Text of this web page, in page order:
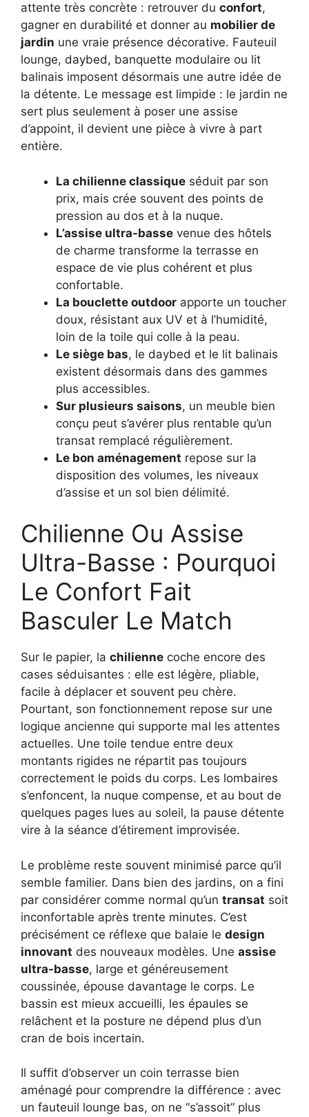
attente très concrète : retrouver du confort,
gagner en durabilité et donner au mobilier de
jardin une vraie présence décorative. Fauteuil
lounge, daybed, banquette modulaire ou lit
balinais imposent désormais une autre idée de
la détente. Le message est limpide : le jardin ne
sert plus seulement à poser une assise
d’appoint, il devient une pièce à vivre à part
entière.
La chilienne classique séduit par son
prix, mais crée souvent des points de
pression au dos et à la nuque.
L’assise ultra-basse venue des hôtels
de charme transforme la terrasse en
espace de vie plus cohérent et plus
confortable.
La bouclette outdoor apporte un toucher
doux, résistant aux UV et à l’humidité,
loin de la toile qui colle à la peau.
Le siège bas, le daybed et le lit balinais
existent désormais dans des gammes
plus accessibles.
Sur plusieurs saisons, un meuble bien
conçu peut s’avérer plus rentable qu’un
transat remplacé régulièrement.
Le bon aménagement repose sur la
disposition des volumes, les niveaux
d’assise et un sol bien délimité.
Chilienne Ou Assise
Ultra-Basse : Pourquoi
Le Confort Fait
Basculer Le Match
Sur le papier, la chilienne coche encore des
cases séduisantes : elle est légère, pliable,
facile à déplacer et souvent peu chère.
Pourtant, son fonctionnement repose sur une
logique ancienne qui supporte mal les attentes
actuelles. Une toile tendue entre deux
montants rigides ne répartit pas toujours
correctement le poids du corps. Les lombaires
s’enfoncent, la nuque compense, et au bout de
quelques pages lues au soleil, la pause détente
vire à la séance d’étirement improvisée.
Le problème reste souvent minimisé parce qu’il
semble familier. Dans bien des jardins, on a fini
par considérer comme normal qu’un transat soit
inconfortable après trente minutes. C’est
précisément ce réflexe que balaie le design
innovant des nouveaux modèles. Une assise
ultra-basse, large et généreusement
coussinée, épouse davantage le corps. Le
bassin est mieux accueilli, les épaules se
relâchent et la posture ne dépend plus d’un
cran de bois incertain.
Il suffit d’observer un coin terrasse bien
aménagé pour comprendre la différence : avec
un fauteuil lounge bas, on ne “s’assoit” plus